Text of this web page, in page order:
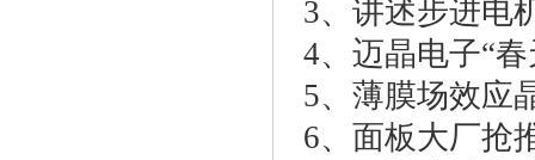
3、 讲述步进电
4、 迈晶电子“
5、 薄膜场效应
6、 面板大厂抢